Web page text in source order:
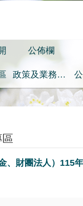
公佈欄
政策及業務宣導之預算執行情形專區
、財團法人）115